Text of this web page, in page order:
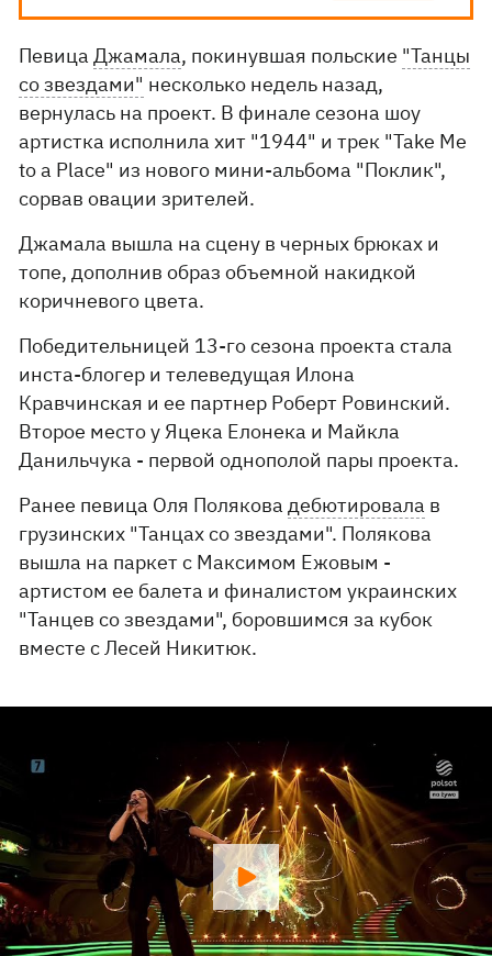
ПевицаДжамала, покинувшая польские "Танцы
со звездами" несколько недель назад,
вернулась на проект. В финале сезона шоу
артистка исполнила хит "1944" и трек "Take Me
to a Place" из нового мини-альбома "Поклик",
сорвав овации зрителей.
Джамала вышла на сцену в черных брюках и
топе, дополнив образ объемной накидкой
коричневого цвета.
Победительницей 13-го сезона проекта стала
инста-блогер и телеведущая Илона
Кравчинская и ее партнер Роберт Ровинский.
Второе место у Яцека Елонека и Майкла
Данильчука - первой однополой пары проекта.
Ранее певица Оля Поляковадебютировала в
грузинских "Танцах со звездами". Полякова
вышла на паркет с Максимом Ежовым -
артистом ее балета и финалистом украинских
"Танцев со звездами", боровшимся за кубок
вместе с Лесей Никитюк.